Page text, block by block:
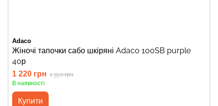
Adaco
Жіночі тапочки сабо шкіряні Adaco 100SB purple
40р
1 220 грн 1 350 грн
В наявності
Купити